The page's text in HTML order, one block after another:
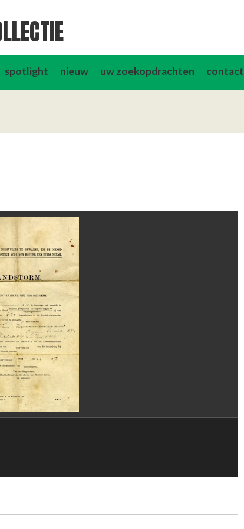
spotlight nieuw uw zoekopdrachten contact